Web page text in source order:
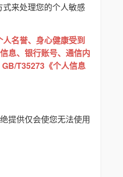
来处理您的个人敏感
名誉、身心健康受到
息、银行账号、通信内
T35273《个人信息
提供仅会使您无法使用